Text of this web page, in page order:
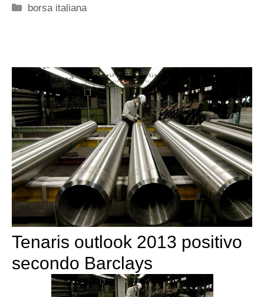
Categorie
borsa italiana
Tenaris outlook 2013 positivo
secondo Barclays